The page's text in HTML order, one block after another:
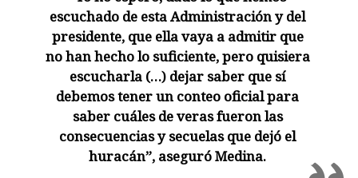
escuchado de esta Administración y del
presidente, que ella vaya a admitir que
no han hecho lo suficiente, pero quisiera
escucharla (…) dejar saber que sí
debemos tener un conteo oficial para
saber cuáles de veras fueron las
consecuencias y secuelas que dejó el
huracán”, aseguró Medina.